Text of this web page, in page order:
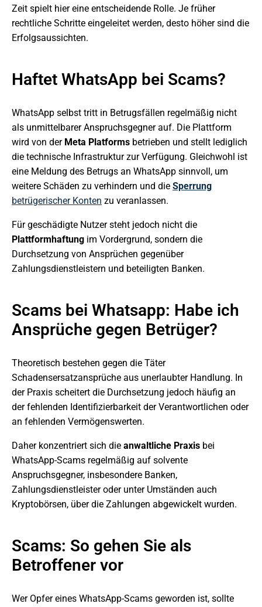
Zeit spielt hier eine entscheidende Rolle. Je früher
rechtliche Schritte eingeleitet werden, desto höher sind die
Erfolgsaussichten.
Haftet WhatsApp bei Scams?
WhatsApp selbst tritt in Betrugsfällen regelmäßig nicht
als unmittelbarer Anspruchsgegner auf. Die Plattform
wird von der Meta Platforms betrieben und stellt lediglich
die technische Infrastruktur zur Verfügung. Gleichwohl ist
eine Meldung des Betrugs an WhatsApp sinnvoll, um
weitere Schäden zu verhindern und die Sperrung
betrügerischer Konten zu veranlassen.
Für geschädigte Nutzer steht jedoch nicht die
Plattformhaftung im Vordergrund, sondern die
Durchsetzung von Ansprüchen gegenüber
Zahlungsdienstleistern und beteiligten Banken.
Scams bei Whatsapp: Habe ich
Ansprüche gegen Betrüger?
Theoretisch bestehen gegen die Täter
Schadensersatzansprüche aus unerlaubter Handlung. In
der Praxis scheitert die Durchsetzung jedoch häufig an
der fehlenden Identifizierbarkeit der Verantwortlichen oder
an fehlenden Vermögenswerten.
Daher konzentriert sich die anwaltliche Praxis bei
WhatsApp-Scams regelmäßig auf solvente
Anspruchsgegner, insbesondere Banken,
Zahlungsdienstleister oder unter Umständen auch
Kryptobörsen, über die Zahlungen abgewickelt wurden.
Scams: So gehen Sie als
Betroffener vor
Wer Opfer eines WhatsApp-Scams geworden ist, sollte